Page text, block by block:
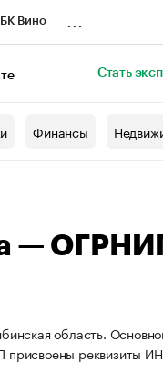
Вино
Стать
Финансы
—
область.
присвоены реквизиты